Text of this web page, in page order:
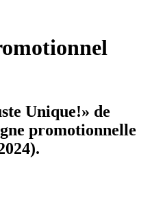
Unique!» de
promotionnelle